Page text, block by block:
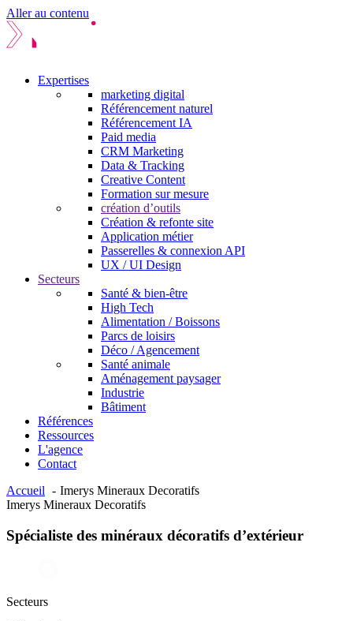
Aller au contenu
Expertises
marketing digital
Référencement naturel
Référencement IA
Paid media
CRM Marketing
Data & Tracking
Creative Content
Formation sur mesure
création d’outils
Création & refonte site
Application métier
Passerelles & connexion API
UX / UI Design
Secteurs
Santé & bien-être
High Tech
Alimentation / Boissons
Parcs de loisirs
Déco / Agencement
Santé animale
Aménagement paysager
Industrie
Bâtiment
Références
Ressources
L'agence
Contact
Accueil
Imerys Mineraux Decoratifs
Imerys Mineraux Decoratifs
Spécialiste des minéraux décoratifs d’extérieur
Secteurs